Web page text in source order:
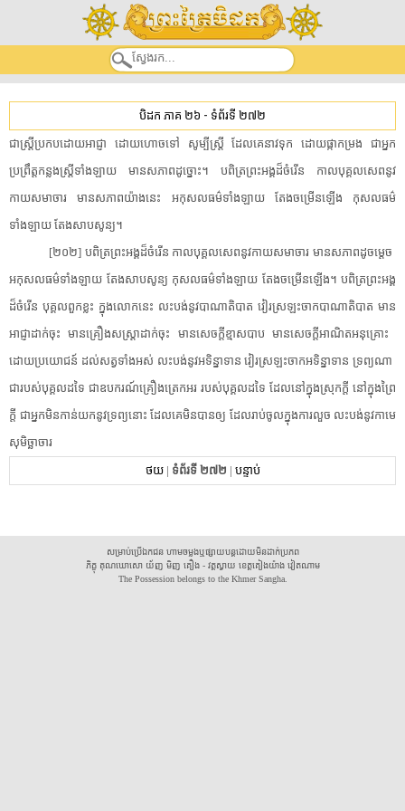
បិដក ភាគ ២៦ - ទំព័រទី ២៧២
ជា​ស្ត្រី​ប្រកបដោយ​អាជ្ញា​ ​ដោយហោចទៅ​ ​សូម្បី​ស្ត្រី​ ​ដែលគេ​នាវ​ទុក​ ​ដោយ​ផ្កាកម្រង​ ​ជា​អ្នក​
ប្រព្រឹត្ត​កន្លង​ស្ត្រី​ទាំងឡាយ​ ​មាន​សភាព​ដូច្នោះ​។​ ​បពិត្រ​ព្រះអង្គ​ដ៏​ចំរើន​ ​កាល​បុគ្គល​សេព​នូវ​
កាយសមាចារ​ ​មាន​សភាព​យ៉ាងនេះ​ ​អកុសលធម៌​ទាំងឡាយ​ ​តែង​ចម្រើនឡើង​ ​កុសលធម៌​
ទាំងឡាយ​ ​តែង​សាបសូន្យ​។​
[​២០២​]​ ​បពិត្រ​ព្រះអង្គ​ដ៏​ចំរើន​ ​កាល​បុគ្គល​សេព​នូវ​កាយសមាចារ​ ​មាន​សភាព​ដូចម្តេច​ ​
អកុសលធម៌​ទាំងឡាយ​ ​តែង​សាបសូន្យ​ ​កុសលធម៌​ទាំងឡាយ​ ​តែង​ចម្រើនឡើង​។​ ​បពិត្រ​ព្រះអង្គ​
ដ៏​ចំរើន​ ​បុគ្គល​ពួក​ខ្លះ​ ​ក្នុង​លោក​នេះ​ ​លះបង់​នូវ​បាណាតិបាត​ ​វៀរ​ស្រឡះ​ចាក​បាណាតិបាត​ ​មាន​
អាជ្ញា​ដាក់ចុះ​ ​មាន​គ្រឿង​សស្ត្រា​ដាក់ចុះ​ ​មាន​សេចក្តី​ខ្មាសបាប​ ​មាន​សេចក្តី​អាណិត​អនុគ្រោះ​ ​
ដោយ​ប្រយោជន៍​ ​ដល់​សត្វ​ទាំងអស់​ ​លះបង់​នូវ​អទិន្នាទាន​ ​វៀរ​ស្រឡះ​ចាក​អទិន្នាទាន​ ​ទ្រព្យ​ណា​ ​
ជា​របស់​បុគ្គល​ដទៃ​ ​ជា​ឧបករណ៍​គ្រឿង​ត្រេកអរ​ ​របស់​បុគ្គល​ដទៃ​ ​ដែល​នៅក្នុង​ស្រុក​ក្តី​ ​នៅក្នុង​ព្រៃ​
ក្តី​ ​ជា​អ្នក​មិន​កាន់​យក​នូវ​ទ្រព្យ​នោះ​ ​ដែលគេ​មិនបាន​ឲ្យ​ ​ដែល​រាប់​ចូលក្នុង​ការ​លួច​ ​លះបង់​នូវ​កា​មេ​
សុ​មិច្ឆាចារ​ ​
ថយ| ទំព័រទី ២៧២ | បន្ទាប់
សម្រាប់ប្រើឯកជន ហាមចម្លងឬផ្សាយបន្តដោយមិនដាក់ប្រភព
ភិក្ខុ គុណឃោសោ យ័ញ មិញ គឿង - វត្តស្វាយ ខេត្តគៀងយ៉ាង វៀតណាម
The Possession belongs to the Khmer Sangha.